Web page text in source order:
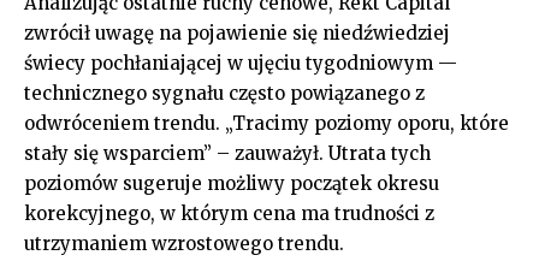
zwrócił uwagę na pojawienie się niedźwiedziej
świecy pochłaniającej w ujęciu tygodniowym —
technicznego sygnału często powiązanego z
odwróceniem trendu. „Tracimy poziomy oporu, które
stały się wsparciem” – zauważył. Utrata tych
poziomów sugeruje możliwy początek okresu
korekcyjnego, w którym cena ma trudności z
utrzymaniem wzrostowego trendu.